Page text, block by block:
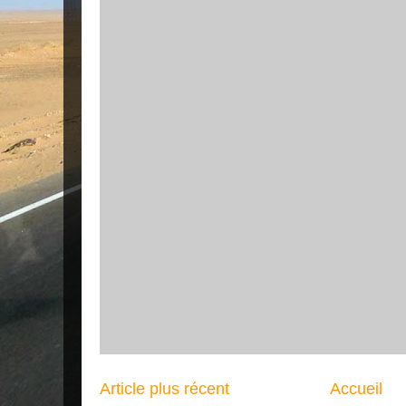
Article plus récent Accueil